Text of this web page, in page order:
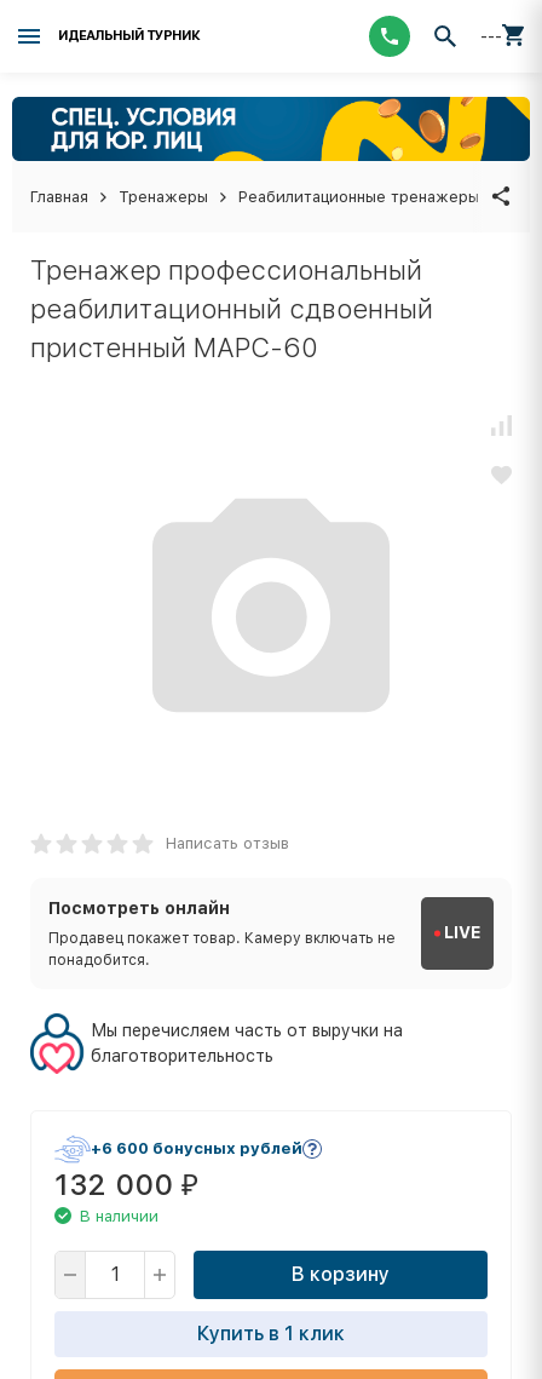
ИДЕАЛЬНЫЙ ТУРНИК ---
Главная Тренажеры Реабилитационные тренажеры
Тренажер профессиональный
реабилитационный сдвоенный
пристенный МАРС-60
Написать отзыв
Посмотреть онлайн
Продавец покажет товар. Камеру включать не
понадобится.
LIVE
Мы перечисляем часть от выручки на
благотворительность
+6 600 бонусных рублей
132 000 ₽
В наличии
В корзину
Купить в 1 клик